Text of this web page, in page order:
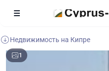
Недвижимость на Кипре
1